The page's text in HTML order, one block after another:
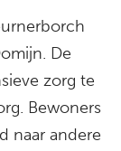
De
zorg te
Bewoners
naar andere